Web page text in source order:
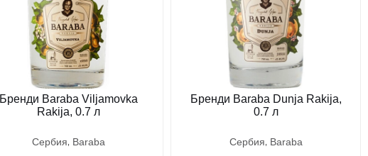
Бренди Baraba Viljamovka
Rakija, 0.7 л
сербия baraba
Бренди Baraba Dunja Rakija,
0.7 л
сербия baraba